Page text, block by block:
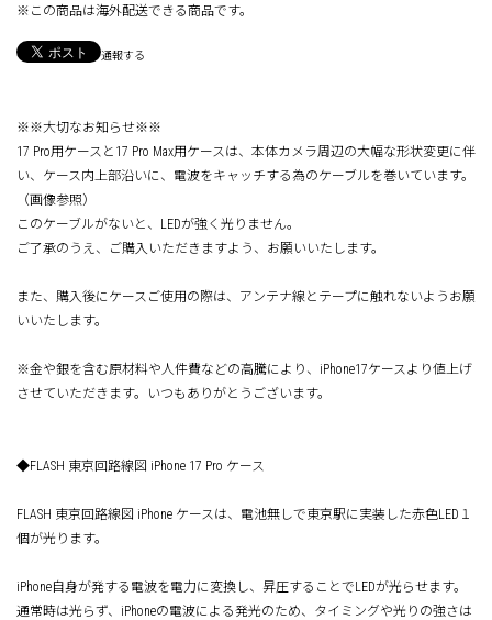
※この商品は海外配送できる商品です。
通報する
※※大切なお知らせ※※
17 Pro用ケースと17 Pro Max用ケースは、本体カメラ周辺の大幅な形状変更に伴
い、ケース内上部沿いに、電波をキャッチする為のケーブルを巻いています。
（画像参照）
このケーブルがないと、LEDが強く光りません。
ご了承のうえ、ご購入いただきますよう、お願いいたします。
また、購入後にケースご使用の際は、アンテナ線とテープに触れないようお願
いいたします。
※金や銀を含む原材料や人件費などの高騰により、iPhone17ケースより値上げ
させていただきます。いつもありがとうございます。
◆FLASH 東京回路線図 iPhone 17 Pro ケース
FLASH 東京回路線図 iPhone ケースは、電池無しで東京駅に実装した赤色LED１
個が光ります。
iPhone自身が発する電波を電力に変換し、昇圧することでLEDが光らせます。
通常時は光らず、iPhoneの電波による発光のため、タイミングや光りの強さは